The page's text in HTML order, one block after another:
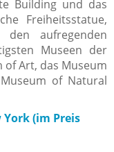
Building und das
Freiheitsstatue,
den aufregenden
Museen der
Art, das Museum
of Natural
(im Preis